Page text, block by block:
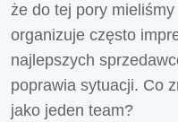
że do tej pory
organizuje często
najlepszych
poprawia sytuacji. Co
jako jeden team?